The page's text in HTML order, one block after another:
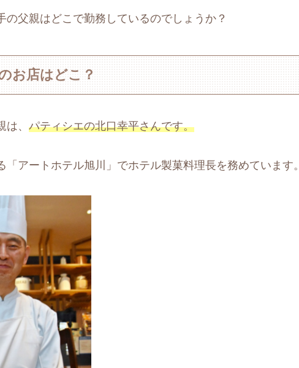
の父親はどこで勤務しているのでしょうか？
お店はどこ？
、 パティシエの北口幸平さんです。
「アートホテル旭川」でホテル製菓料理長を務めています。